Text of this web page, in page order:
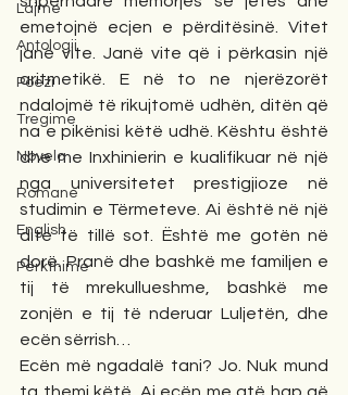
Lajme
Antologji
Poezi
Tregime
Novela
Romane
English
Përkthime
emetojnë ecjen e përditësinë. Vitet
janë vite. Janë vite që i përkasin një
aritmetikë. E në to ne njerëzorët
ndalojmë të rikujtomë udhën, ditën që
na e pikënisi këtë udhë. Kështu është
dhe me Inxhinierin e kualifikuar në një
nga universitetet prestigjioze në
studimin e Tërmeteve. Ai është në një
ditë të tillë sot. Është me gotën në
dorë. Pranë dhe bashkë me familjen e
tij të mrekullueshme, bashkë me
zonjën e tij të nderuar Luljetën, dhe
ecën sërrish…
Ecën më ngadalë tani? Jo. Nuk mund